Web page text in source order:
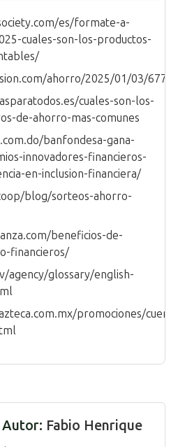
es/formate-a-
cuales-son-los-productos-
ahorro/2025/01/03/
cuales-son-los-
de-ahorro-mas-comunes
banfondesa-gana-
innovadores-financieros-
en-inclusion-financiera/
blog/sorteos-ahorro-
beneficios-de-
financieros/
agency/glossary/english-
promociones/
Autor: Fabio Henrique